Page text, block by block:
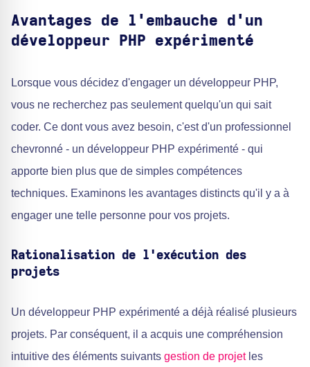
Avantages de l'embauche d'un
développeur PHP expérimenté
Lorsque vous décidez d'engager un développeur PHP,
vous ne recherchez pas seulement quelqu'un qui sait
coder. Ce dont vous avez besoin, c'est d'un professionnel
chevronné - un développeur PHP expérimenté - qui
apporte bien plus que de simples compétences
techniques. Examinons les avantages distincts qu'il y a à
engager une telle personne pour vos projets.
Rationalisation de l'exécution des
projets
Un développeur PHP expérimenté a déjà réalisé plusieurs
projets. Par conséquent, il a acquis une compréhension
intuitive des éléments suivants gestion de projetles